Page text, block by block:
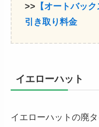
>> 【オートバッ
引き取り料金
イエローハット
イエローハットの廃